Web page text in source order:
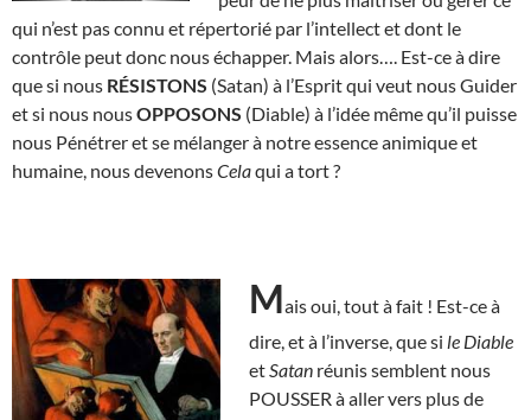
qui n’est pas connu et répertorié par l’intellect et dont le
contrôle peut donc nous échapper. Mais alors…. Est-ce à dire
que si nous RÉSISTONS (Satan) à l’Esprit qui veut nous Guider
et si nous nousOPPOSONS (Diable) à l’idée même qu’il puisse
nous Pénétrer et se mélanger à notre essence animique et
humaine, nous devenonsCelaqui a tort ?
Mais oui, tout à fait ! Est-ce à
dire, et à l’inverse, que si le Diable
et Satan réunis semblent nous
POUSSER à aller vers plus de